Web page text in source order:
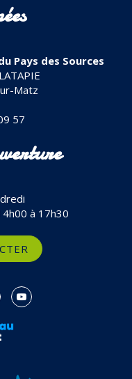
Pays des Sources
Matz
57
à 17h30
Lien